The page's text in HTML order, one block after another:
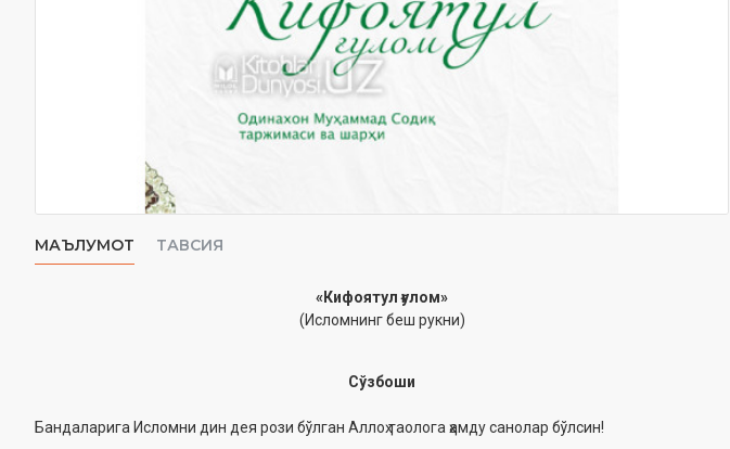
МАЪЛУМОТ ТАВСИЯ
«Кифоятул ғулом»
(Исломнинг беш рукни)
Сўзбоши
Бандаларига Исломни дин дея рози бўлган Аллоҳ таолога ҳамду санолар бўлсин!